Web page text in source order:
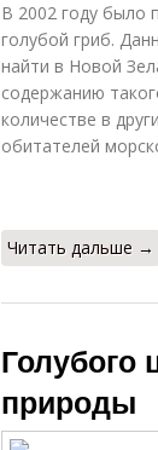
В 2002 году было
голубой гриб.
найти в Новой
содержанию
количестве в
обитателей
Читать дальше →
Голубого
природы